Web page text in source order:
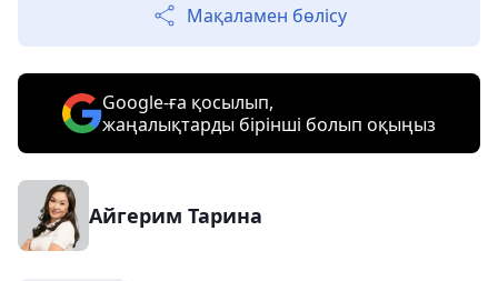
Мақаламен бөлісу
Google-ға қосылып,
жаңалықтарды бірінші болып оқыңыз
Айгерим Тарина